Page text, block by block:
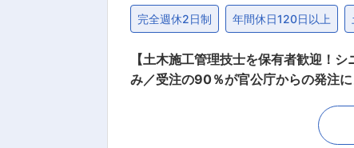
完全週休2日制 年間休日120日以上
【土木施工管理技士を保有者歓迎！
み／受注の90％が官公庁からの発注による公共工事】 ■業務内容： 土木施工管理として下記業務を
性あり） ＜エリア＞本社から30分程
し、アサインする案件を決めております。 ■組織構成： 本社（下郷町）施工管理職は、20代4名（2025年入社の新卒1名含む）